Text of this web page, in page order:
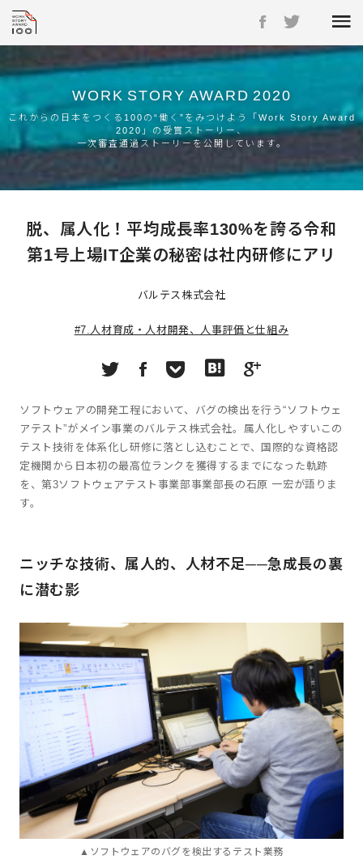
WORK STORY AWARD 2020
これからの日本をつくる100の“働く”をみつけよう「Work Story Award
2020」の受賞ストーリー、
一次審査通過ストーリーを公開しています。
脱、属人化！平均成長率130%を誇る令和
第1号上場IT企業の秘密は社内研修にアリ
バルテス株式会社
#7.人材育成・人材開発、人事評価と仕組み
ソフトウェアの開発工程において、バグの検出を行う“ソフトウェ
アテスト”がメイン事業のバルテス株式会社。属人化しやすいこの
テスト技術を体系化し研修に落とし込むことで、国際的な資格認
定機関から日本初の最高位ランクを獲得するまでになった軌跡
を、第3ソフトウェアテスト事業部事業部長の石原 一宏が語りま
す。
ニッチな技術、属人的、人材不足──急成長の裏
に潜む影
▲ソフトウェアのバグを検出するテスト業務